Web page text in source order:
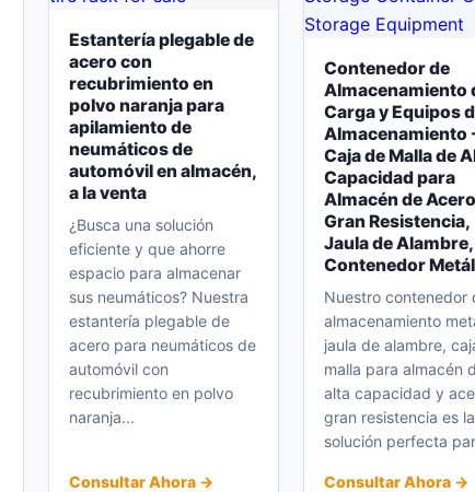
Estantería plegable de
acero con
recubrimiento en
polvo naranja para
apilamiento de
neumáticos de
automóvil en almacén,
a la venta
¿Busca una solución
eficiente y que ahorre
espacio para almacenar
sus neumáticos? Nuestra
estantería plegable de
acero para neumáticos de
automóvil con
recubrimiento en polvo
naranja...
Consultar Ahora →
Contenedor de
Almacenamiento
Carga y Equipos
Almacenamiento
Caja de Malla de
Capacidad para
Almacén de
Gran Resistencia,
Jaula de Alambre,
Contenedor
Nuestro contenedor
almacenamiento
jaula de alambre,
malla para almacén
alta capacidad y
gran resistencia es la
solución perfecta
Consultar Ahora →